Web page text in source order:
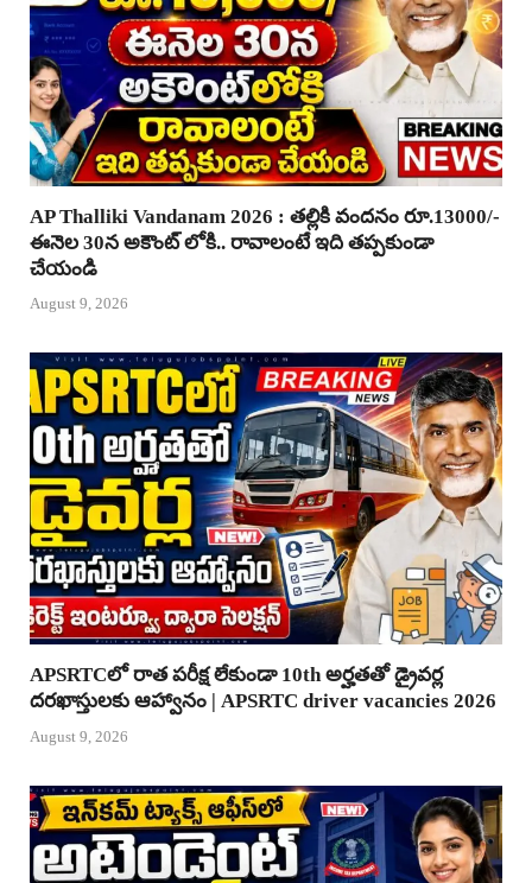
AP Thalliki Vandanam 2026 : తల్లికి వందనం రూ.13000/-
ఈనెల 30న అకౌంట్ లోకి.. రావాలంటే ఇది తప్పకుండా
చేయండి
August 9, 2026
APSRTCలో రాత పరీక్ష లేకుండా 10th అర్హతతో డ్రైవర్ల
దరఖాస్తులకు ఆహ్వానం | APSRTC driver vacancies 2026
August 9, 2026